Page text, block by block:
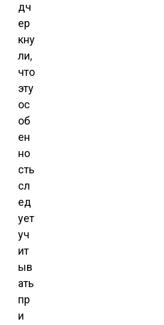
дч
ер
кну
ли,
что
эту
ос
об
ен
но
сть
сл
ед
ует
уч
ит
ыв
ать
пр
и